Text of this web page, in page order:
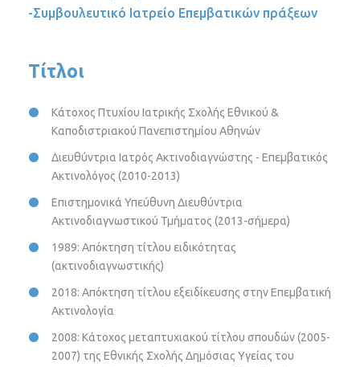
-Συμβουλευτικό Ιατρείο Επεμβατικών πράξεων
Τίτλοι
Κάτοχος Πτυχίου Ιατρικής Σχολής Εθνικού &
Καποδιστριακού Πανεπιστημίου Αθηνών
Διευθύντρια Ιατρός Ακτινοδιαγνώστης - Επεμβατικός
Ακτινολόγος (2010-2013)
Επιστημονικά Υπεύθυνη Διευθύντρια
Ακτινοδιαγνωστικού Τμήματος (2013-σήμερα)
1989: Απόκτηση τίτλου ειδικότητας
(ακτινοδιαγνωστικής)
2018: Απόκτηση τίτλου εξειδίκευσης στην Επεμβατική
Ακτινολογία
2008: Κάτοχος μεταπτυχιακού τίτλου σπουδών (2005-
2007) της Εθνικής Σχολής Δημόσιας Υγείας του